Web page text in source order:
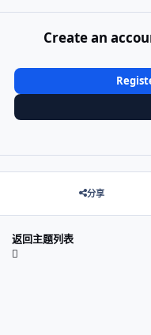
Create an
分享
返回主题列表